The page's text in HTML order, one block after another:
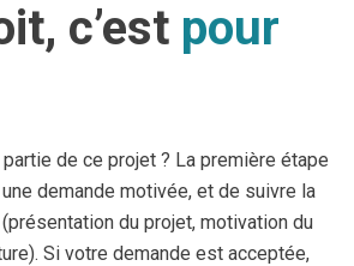
c’est pour
de ce projet ? La première étape
demande motivée, et de suivre la
du projet, motivation du
Si votre demande est acceptée,